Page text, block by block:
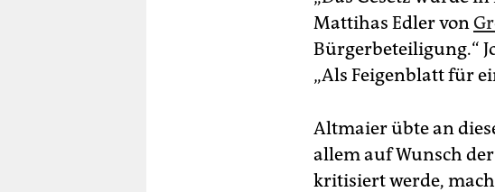
Mattihas Edler von
Bürgerbeteiligung.“
„Als Feigenblatt für
Altmaier übte an
allem auf Wunsch
kritisiert werde,